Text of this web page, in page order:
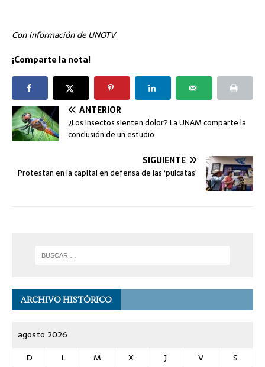
Con información de UNOTV
¡Comparte la nota!
ANTERIOR
¿Los insectos sienten dolor? La UNAM comparte la
conclusión de un estudio
SIGUIENTE
Protestan en la capital en defensa de las ‘pulcatas’
ARCHIVO HISTÓRICO
agosto 2026
D
L M X J V
S